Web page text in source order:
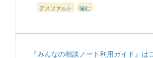
アスファルト
噛む
『みんなの相談ノート利用ガイド』は